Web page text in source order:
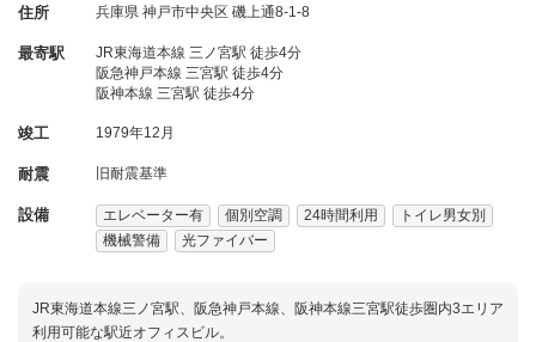
住所 兵庫県 神戸市中央区 磯上通8-1-8
最寄駅
JR東海道本線 三ノ宮駅 徒歩4分
阪急神戸本線 三宮駅 徒歩4分
阪神本線 三宮駅 徒歩4分
竣工 1979年12月
耐震 旧耐震基準
設備 エレベーター有 個別空調 24時間利用
トイレ男女別
機械警備
光ファイバー
JR東海道本線三ノ宮駅、阪急神戸本線、阪神本線三宮駅徒歩圏内3エリア
利用可能な駅近オフィスビル。